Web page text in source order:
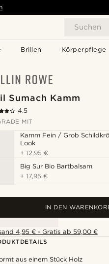
Suchen
Brillen Körperpflege
Sumach Kamm
4.5
MIT
Kamm Fein / Grob
Look
+12,95 €
Big Sur Bio Bartbalsam
+17,95 €
IN DEN
4,95 € - Gratis ab 59,00 €
aus einem Stück Holz